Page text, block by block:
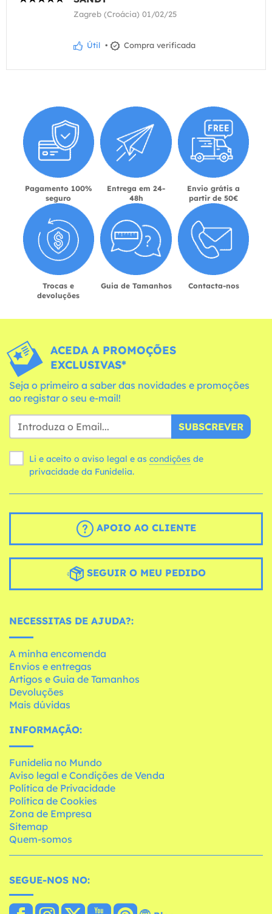
Zagreb (Croácia) 01/02/25
Útil • Compra verificada
Pagamento 100%
seguro
Entrega em 24-
48h
Envio grátis a
partir de 50€
Trocas e
devoluções
Guia de Tamanhos Contacta-nos
ACEDA A PROMOÇÕES
EXCLUSIVAS*
Seja o primeiro a saber das novidades e promoções
ao registar o seu e-mail!
SUBSCREVER
Li e aceito o aviso legal e as condições
privacidade da Funidelia.
APOIO AO CLIENTE
SEGUIR O MEU PEDIDO
NECESSITAS DE AJUDA?:
A minha encomenda
Envios e entregas
Artigos e Guia de Tamanhos
Devoluções
Mais dúvidas
INFORMAÇÃO:
Funidelia no Mundo
Aviso legal e Condições de Venda
Política de Privacidade
Política de Cookies
Zona de Empresa
Sitemap
Quem-somos
SEGUE-NOS NO: